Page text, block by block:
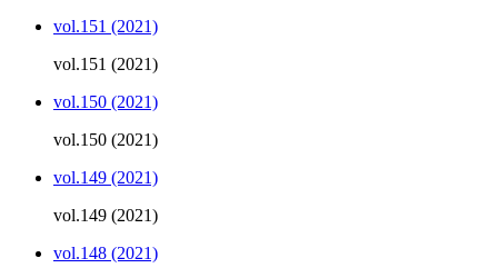
vol.151 (2021)
vol.151 (2021)
vol.150 (2021)
vol.150 (2021)
vol.149 (2021)
vol.149 (2021)
vol.148 (2021)